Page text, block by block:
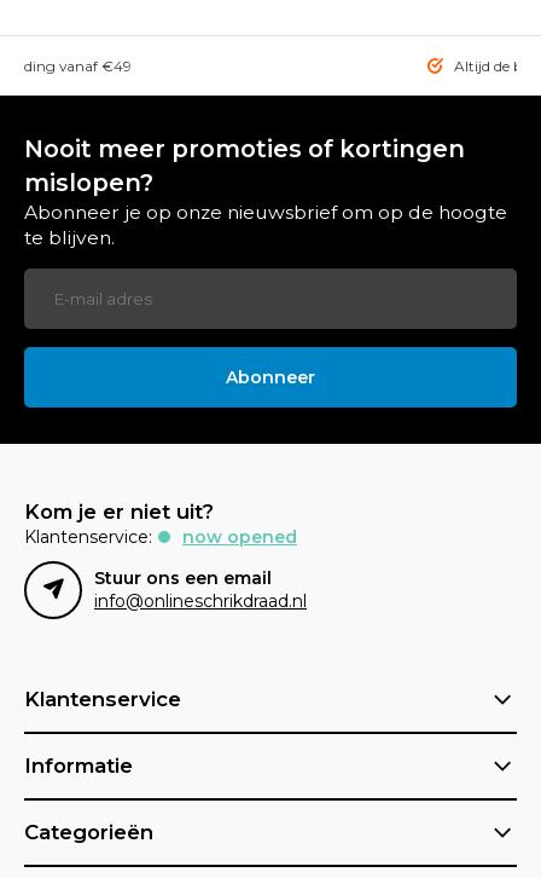
vanaf €49 Altijd de
Nooit meer promoties of kortingen
mislopen?
Abonneer je op onze nieuwsbrief om op de hoogte
te blijven.
Abonneer
Kom je er niet uit?
Klantenservice:
now opened
Stuur ons een email
info@onlineschrikdraad.nl
Klantenservice
Informatie
Categorieën